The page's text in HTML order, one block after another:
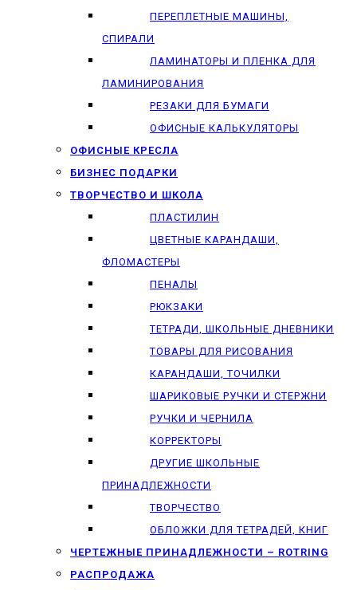
ПЕРЕПЛЕТНЫЕ МАШИНЫ,
СПИРАЛИ
ЛАМИНАТОРЫ И ПЛЕНКА ДЛЯ
ЛАМИНИРОВАНИЯ
РЕЗАКИ ДЛЯ БУМАГИ
ОФИСНЫЕ КАЛЬКУЛЯТОРЫ
ОФИСНЫЕ КРЕСЛА
БИЗНЕС ПОДАРКИ
ТВОРЧЕСТВО И ШКОЛА
ПЛАСТИЛИН
ЦВЕТНЫЕ КАРАНДАШИ,
ФЛОМАСТЕРЫ
ПЕНАЛЫ
РЮКЗАКИ
ТЕТРАДИ, ШКОЛЬНЫЕ ДНЕВНИКИ
ТОВАРЫ ДЛЯ РИСОВАНИЯ
КАРАНДАШИ, ТОЧИЛКИ
ШАРИКОВЫЕ РУЧКИ И СТЕРЖНИ
РУЧКИ И ЧЕРНИЛА
КОРРЕКТОРЫ
ДРУГИЕ ШКОЛЬНЫЕ
ПРИНАДЛЕЖНОСТИ
ТВОРЧЕСТВО
ОБЛОЖКИ ДЛЯ ТЕТРАДЕЙ, КНИГ
ЧЕРТЕЖНЫЕ ПРИНАДЛЕЖНОСТИ – ROTRING
РАСПРОДАЖА